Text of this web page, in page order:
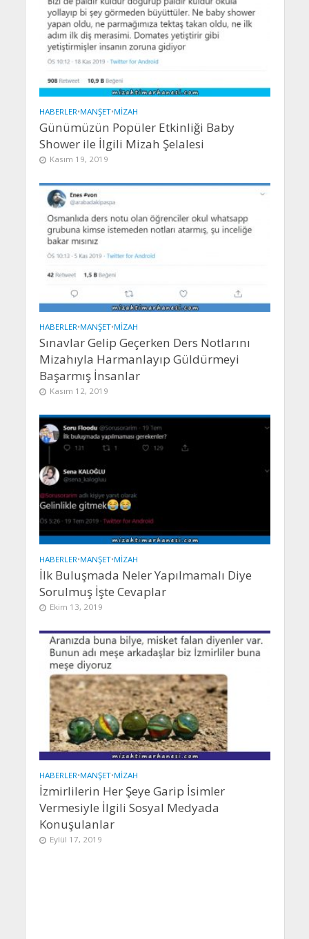
HABERLER•MANŞET•MIZAH
Günümüzün Popüler Etkinliği Baby
Shower ile İlgili Mizah Şelalesi
Kasım 19, 2019
HABERLER•MANŞET•MIZAH
Sınavlar Gelip Geçerken Ders Notlarını
Mizahıyla Harmanlayıp Güldürmeyi
Başarmış İnsanlar
Kasım 12, 2019
HABERLER•MANŞET•MIZAH
İlk Buluşmada Neler Yapılmamalı Diye
Sorulmuş İşte Cevaplar
Ekim 13, 2019
HABERLER•MANŞET•MIZAH
İzmirlilerin Her Şeye Garip İsimler
Vermesiyle İlgili Sosyal Medyada
Konuşulanlar
Eylül 17, 2019